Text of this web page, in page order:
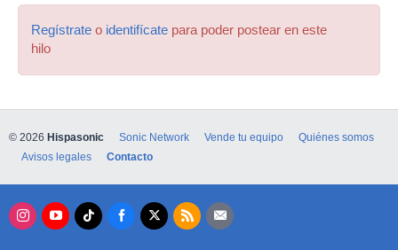
Regístrate o identifícate para poder postear en este
hilo
© 2026 Hispasonic Sonic Network Vende tu equipo
Quiénes somos
Avisos legales
Contacto